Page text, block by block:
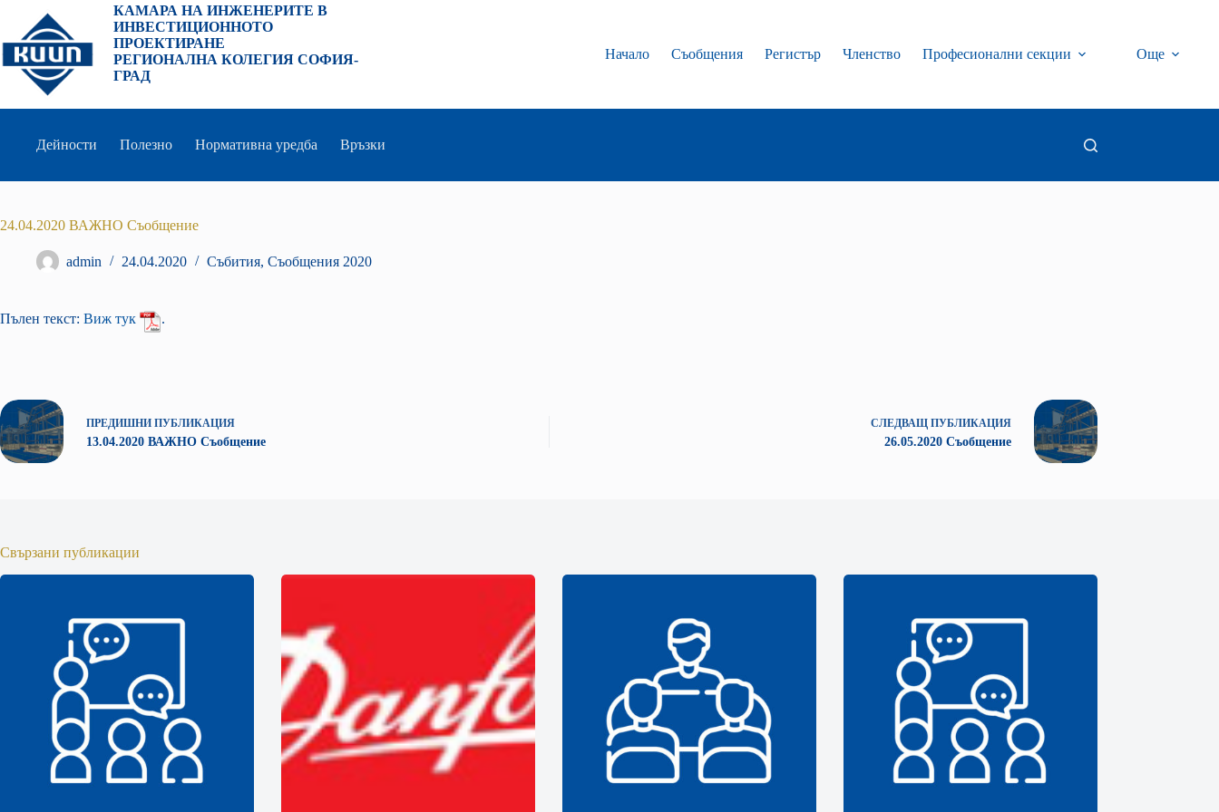
съдържанието
КАМАРА НА ИНЖЕНЕРИТЕ В
ИНВЕСТИЦИОННОТО
ПРОЕКТИРАНЕ
РЕГИОНАЛНА КОЛЕГИЯ СОФИЯ-
ГРАД
Начало Съобщения Регистър Членство Професионални секции Още
Дейности Полезно Нормативна уредба Връзки
24.04.2020 ВАЖНО Съобщение
admin 24.04.2020 Събития, Съобщения 2020
Пълен текст: Виж тук .
ПРЕДИШНИ ПУБЛИКАЦИЯ
13.04.2020 ВАЖНО Съобщение
СЛЕДВАЩ ПУБЛИКАЦИЯ
26.05.2020 Съобщение
Свързани публикации